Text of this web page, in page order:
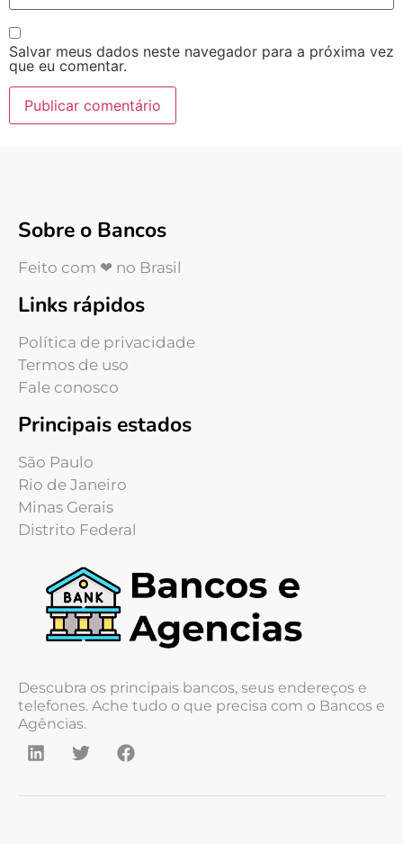
Salvar meus dados neste navegador para a próxima vez
que eu comentar.
Sobre o Bancos
Feito com ❤ no Brasil
Links rápidos
Política de privacidade
Termos de uso
Fale conosco
Principais estados
São Paulo
Rio de Janeiro
Minas Gerais
Distrito Federal
Descubra os principais bancos, seus endereços e
telefones. Ache tudo o que precisa com o Bancos e
Agências.